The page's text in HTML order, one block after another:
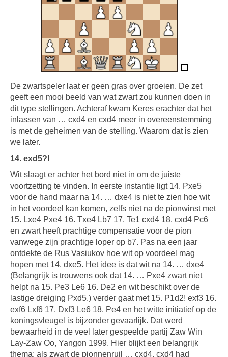
De zwartspeler laat er geen gras over groeien. De zet
geeft een mooi beeld van wat zwart zou kunnen doen in
dit type stellingen. Achteraf kwam Keres erachter dat het
inlassen van … cxd4 en cxd4 meer in overeenstemming
is met de geheimen van de stelling. Waarom dat is zien
we later.
14. exd5?!
Wit slaagt er achter het bord niet in om de juiste
voortzetting te vinden. In eerste instantie ligt 14. Pxe5
voor de hand maar na 14. … dxe4 is niet te zien hoe wit
in het voordeel kan komen, zelfs niet na de pionwinst met
15. Lxe4 Pxe4 16. Txe4 Lb7 17. Te1 cxd4 18. cxd4 Pc6
en zwart heeft prachtige compensatie voor de pion
vanwege zijn prachtige loper op b7. Pas na een jaar
ontdekte de Rus Vasiukov hoe wit op voordeel mag
hopen met 14. dxe5. Het idee is dat wit na 14. … dxe4
(Belangrijk is trouwens ook dat 14. … Pxe4 zwart niet
helpt na 15. Pe3 Le6 16. De2 en wit beschikt over de
lastige dreiging Pxd5.) verder gaat met 15. P1d2! exf3 16.
exf6 Lxf6 17. Dxf3 Le6 18. Pe4 en het witte initiatief op de
koningsvleugel is bijzonder gevaarlijk. Dat werd
bewaarheid in de veel later gespeelde partij Zaw Win
Lay-Zaw Oo, Yangon 1999. Hier blijkt een belangrijk
thema: als zwart de pionnenruil … cxd4, cxd4 had